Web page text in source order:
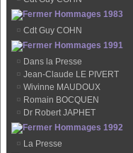
Hommages 1983
¤ Cdt Guy COHN
Hommages 1991
¤ Dans la Presse
¤ Jean-Claude LE PIVERT
¤ Wivinne MAUDOUX
¤ Romain BOCQUEN
¤ Dr Robert JAPHET
Hommages 1992
¤ La Presse